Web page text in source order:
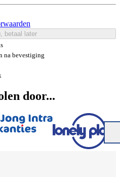
betaal later
na bevestiging
door...